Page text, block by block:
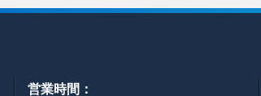
営業時間：